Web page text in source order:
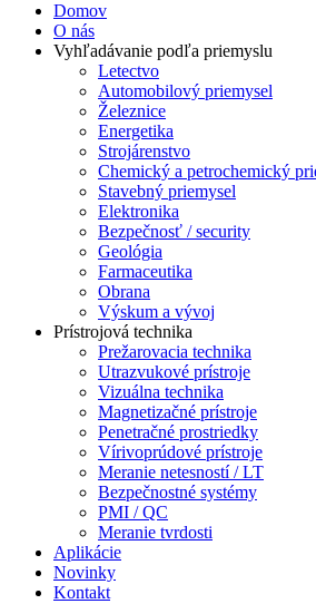
Domov
O nás
Vyhľadávanie podľa priemyslu
Letectvo
Automobilový priemysel
Železnice
Energetika
Strojárenstvo
Chemický a petrochemický
Stavebný priemysel
Elektronika
Bezpečnosť / security
Geológia
Farmaceutika
Obrana
Výskum a vývoj
Prístrojová technika
Prežarovacia technika
Utrazvukové prístroje
Vizuálna technika
Magnetizačné prístroje
Penetračné prostriedky
Vírivoprúdové prístroje
Meranie netesností / LT
Bezpečnostné systémy
PMI / QC
Meranie tvrdosti
Aplikácie
Novinky
Kontakt